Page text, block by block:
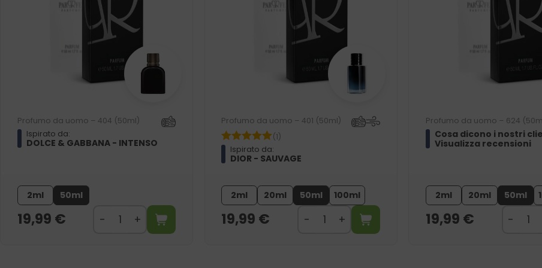
Profumo da uomo – 404 (50ml)
Ispirato da:
DOLCE & GABBANA - INTENSO
2ml 50ml
19,99 €
Profumo da uomo – 401 (50ml)
(1)
Ispirato da:
DIOR - SAUVAGE
2ml 20ml 50ml 100ml
19,99 €
Profumo da uomo – 624
Cosa dicono i nostri
Visualizza recensioni
2ml 20ml 50ml
19,99 €